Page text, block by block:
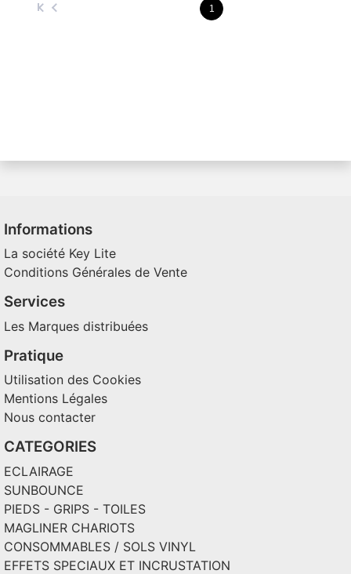
1
Informations
La société Key Lite
Conditions Générales de Vente
Services
Les Marques distribuées
Pratique
Utilisation des Cookies
Mentions Légales
Nous contacter
CATEGORIES
ECLAIRAGE
SUNBOUNCE
PIEDS - GRIPS - TOILES
MAGLINER CHARIOTS
CONSOMMABLES / SOLS VINYL
EFFETS SPECIAUX ET INCRUSTATION